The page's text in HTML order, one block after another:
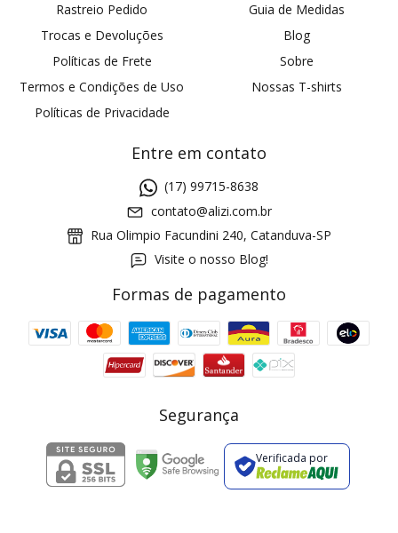
Rastreio Pedido
Trocas e Devoluções
Políticas de Frete
Termos e Condições de Uso
Políticas de Privacidade
Guia de Medidas
Blog
Sobre
Nossas T-shirts
Entre em contato
(17) 99715-8638
contato@alizi.com.br
Rua Olimpio Facundini 240, Catanduva-SP
Visite o nosso Blog!
Formas de pagamento
Segurança
Verificada por
Cupom 1a compra: GANHE5
2 pecas 7% OFF